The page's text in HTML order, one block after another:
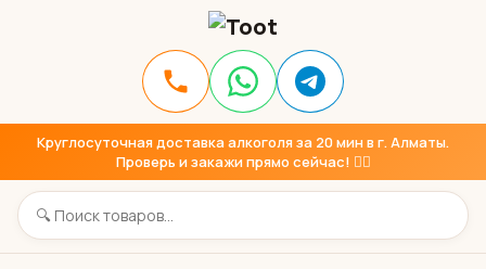
Круглосуточная доставка алкоголя за 20 мин в г. Алматы.
Проверь и закажи прямо сейчас! 👇🏼